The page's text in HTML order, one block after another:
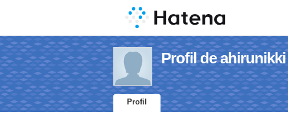
Profil de ahirunikki
Profil